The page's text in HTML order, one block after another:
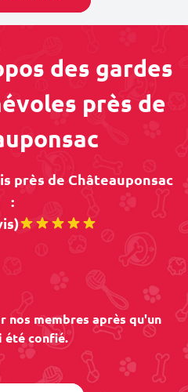
des gardes
près de
près de Châteauponsac
:
nos membres après qu'un
été confié.